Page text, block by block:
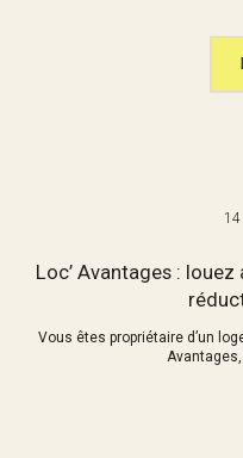
14
Loc’ Avantages :
Vous êtes propriétaire d’un